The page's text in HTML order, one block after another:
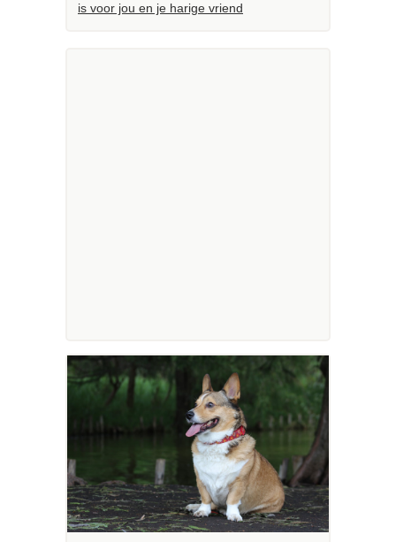
is voor jou en je harige vriend